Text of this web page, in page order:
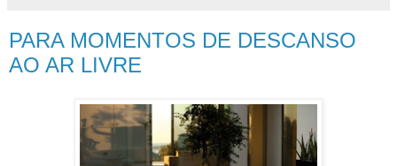
PARA MOMENTOS DE DESCANSO
AO AR LIVRE